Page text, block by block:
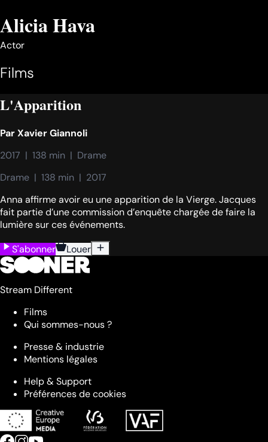
Alicia Hava
Actor
Films
L'Apparition
ParXavier Giannoli
2017  |  138 min  |  Drame
Drame  |  138 min  |  2017
Anna affirme avoir eu une apparition de la Vierge. Jacques
fait partie d’une commission d’enquête chargée de faire la
lumière sur ces événements.
S'abonner
Louer
Stream Different
Films
Qui sommes-nous ?
Presse & industrie
Mentions légales
Help & Support
Préférences de cookies